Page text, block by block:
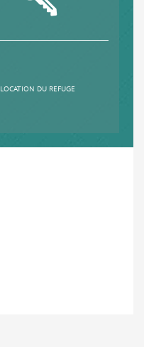
LOCATION DU REFUGE